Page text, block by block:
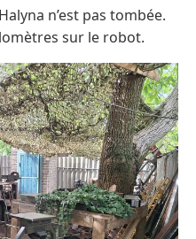
n’est pas tombée.
sur le robot.